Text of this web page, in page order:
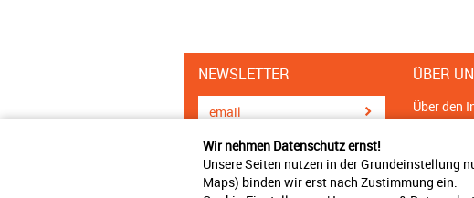
Wir nehmen Datenschutz ernst!
Unsere Seiten nutzen in der Grundeinstellung
Maps) binden wir erst nach Zustimmung ein.
NEWSLETTER ÜBER
Über den
Cookie